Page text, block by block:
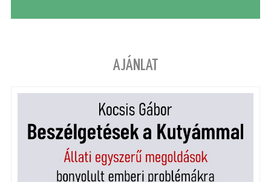
AJÁNLAT